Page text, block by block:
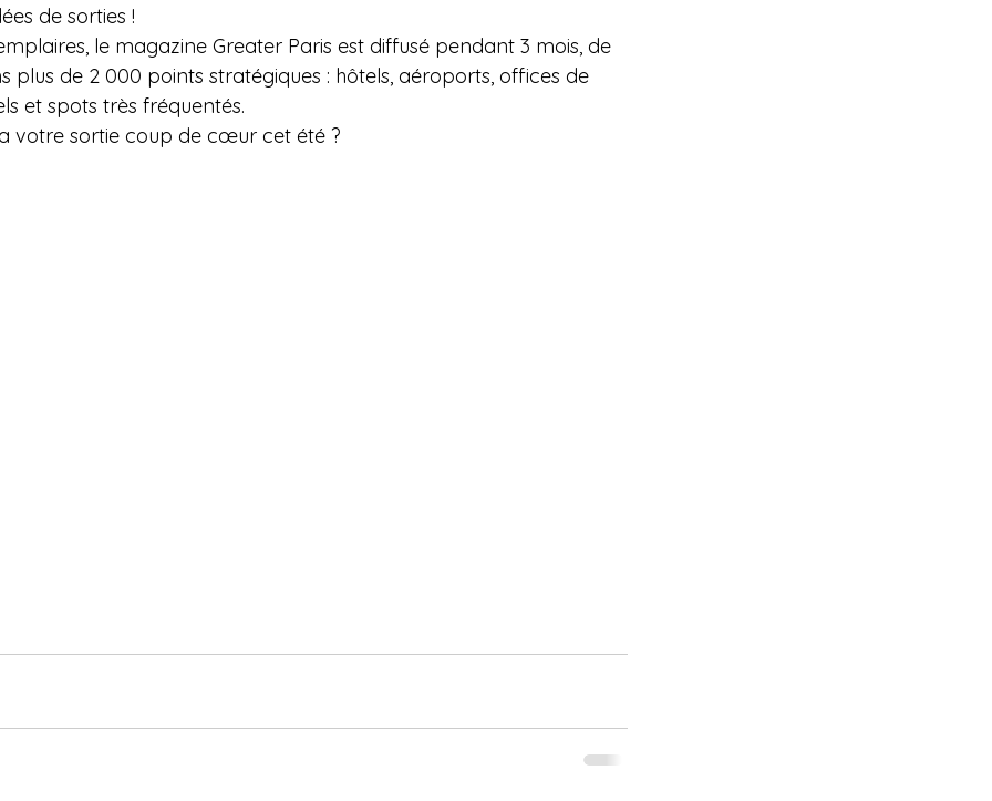
de sorties !
le magazine Greater Paris est diffusé pendant 3 mois, de
plus de 2 000 points stratégiques : hôtels, aéroports, offices de
et spots très fréquentés.
votre sortie coup de cœur cet été ?